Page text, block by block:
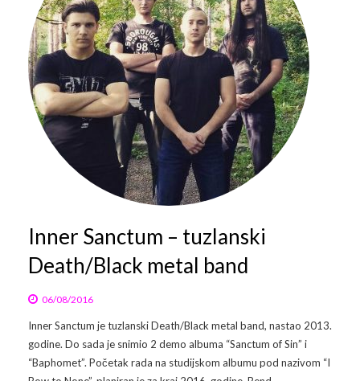
Galerija 2024
Galerija 2025
Inner Sanctum – tuzlanski
Death/Black metal band
06/08/2016
Inner Sanctum je tuzlanski Death/Black metal band, nastao 2013.
godine. Do sada je snimio 2 demo albuma “Sanctum of Sin” i
“Baphomet”. Početak rada na studijskom albumu pod nazivom “I